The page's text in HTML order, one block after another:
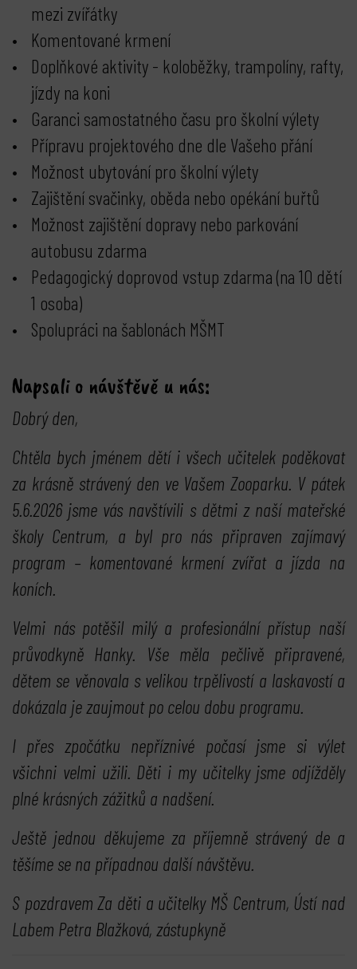
mezi zvířátky
Komentované krmení
Doplňkové aktivity - koloběžky, trampolíny, rafty,
jízdy na koni
Garanci samostatného času pro školní výlety
Přípravu projektového dne dle Vašeho přání
Možnost ubytování pro školní výlety
Zajištění svačinky, oběda nebo opékání buřtů
Možnost zajištění dopravy nebo parkování
autobusu zdarma
Pedagogický doprovod vstup zdarma (na 10 dětí
1 osoba)
Spolupráci na šablonách MŠMT
Napsali o návštěvě u nás:
Dobrý den,
Chtěla bych jménem dětí i všech učitelek poděkovat
za krásně strávený den ve Vašem Zooparku. V pátek
5.6.2026 jsme vás navštívili s dětmi z naší mateřské
školy Centrum, a byl pro nás připraven zajímavý
program – komentované krmení zvířat a jízda na
koních.
Velmi nás potěšil milý a profesionální přístup naší
průvodkyně Hanky. Vše měla pečlivě připravené,
dětem se věnovala s velikou trpělivostí a laskavostí a
dokázala je zaujmout po celou dobu programu.
I přes zpočátku nepříznivé počasí jsme si výlet
všichni velmi užili. Děti i my učitelky jsme odjížděly
plné krásných zážitků a nadšení.
Ještě jednou děkujeme za příjemně strávený de a
těšíme se na případnou další návštěvu.
S pozdravem Za děti a učitelky MŠ Centrum, Ústí nad
Labem Petra Blažková, zástupkyně